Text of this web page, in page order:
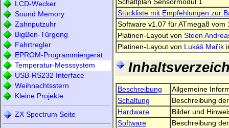
LCD-Wecker
Sound Memory
Zahnputzuhr
BigBen-Türgong
Fahrtregler
EPROM-Programmiergerät
Temperatur-Messsystem
USB-RS232 Interface
Weihnachtsstern
Kleine Projekte
ZX Spectrum Seite
Stückliste mit Empfehlungen zur
Software v1.07 für ATmega8
Platinen-Layout von Steen
Platinen-Layout von Lukáš Mařík
Beschreibung
Allgemeine
Schaltung
Beschreibung
Hardware
Bilder und
Software
Beschreibung